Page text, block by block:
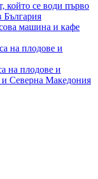
който се води първо
България
машина и кафе
на плодове и
на плодове и
и Северна Македония